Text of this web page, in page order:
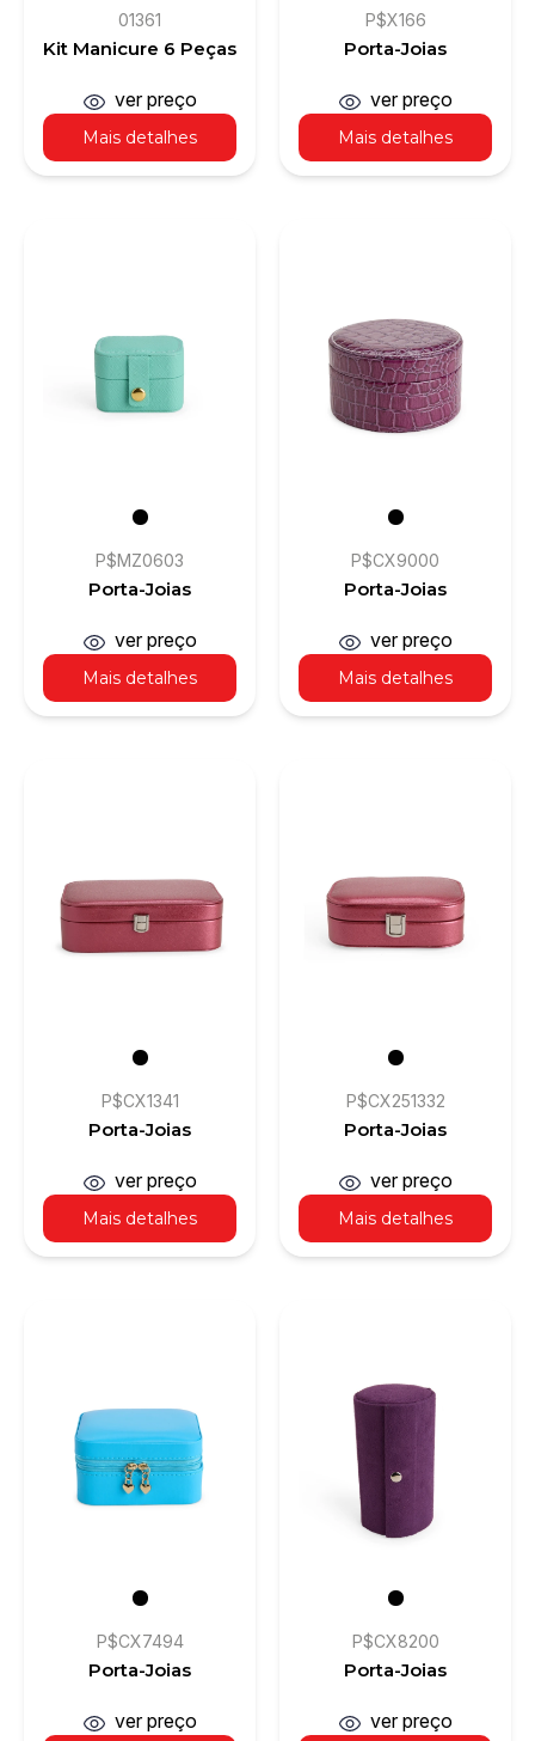
01361
Kit Manicure 6 Peças
Mais detalhes
ver preço
P$X166
Porta-Joias
Mais detalhes
ver preço
P$MZ0603
Porta-Joias
Mais detalhes
ver preço
P$CX9000
Porta-Joias
Mais detalhes
ver preço
P$CX1341
Porta-Joias
Mais detalhes
ver preço
P$CX251332
Porta-Joias
Mais detalhes
ver preço
P$CX7494
Porta-Joias
ver preço
P$CX8200
Porta-Joias
ver preço